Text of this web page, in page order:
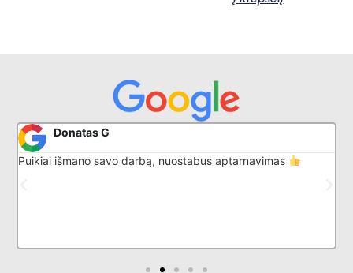
Donatas G
Puikiai išmano savo darbą, nuostabus aptarnavimas